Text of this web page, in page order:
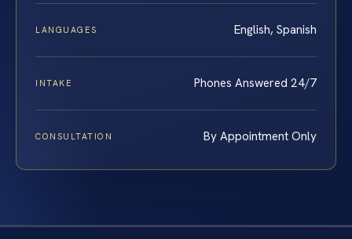
LANGUAGES English, Spanish
INTAKE Phones Answered 24/7
CONSULTATION By Appointment Only